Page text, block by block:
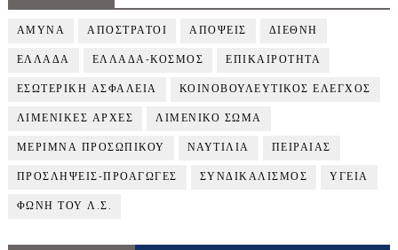
ΑΜΥΝΑ ΑΠΟΣΤΡΑΤΟΙ ΑΠΟΨΕΙΣ ΔΙΕΘΝΗ
ΕΛΛΑΔΑ ΕΛΛΑΔΑ-ΚΟΣΜΟΣ ΕΠΙΚΑΙΡΟΤΗΤΑ
ΕΣΩΤΕΡΙΚΗ ΑΣΦΑΛΕΙΑ ΚΟΙΝΟΒΟΥΛΕΥΤΙΚΟΣ ΕΛΕΓΧΟΣ
ΛΙΜΕΝΙΚΕΣ ΑΡΧΕΣ ΛΙΜΕΝΙΚΟ ΣΩΜΑ
ΜΕΡΙΜΝΑ ΠΡΟΣΩΠΙΚΟΥ ΝΑΥΤΙΛΙΑ ΠΕΙΡΑΙΑΣ
ΠΡΟΣΛΗΨΕΙΣ-ΠΡΟΑΓΩΓΕΣ ΣΥΝΔΙΚΑΛΙΣΜΟΣ ΥΓΕΙΑ
ΦΩΝΗ ΤΟΥ Λ.Σ.